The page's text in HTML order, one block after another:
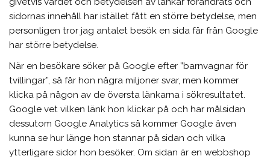
sidornas innehåll har istället fått en större betydelse, men
personligen tror jag antalet besök en sida får från Google
har större betydelse.
När en besökare söker på Google efter ”barnvagnar för
tvillingar”, så får hon några miljoner svar, men kommer
klicka på någon av de översta länkarna i sökresultatet.
Google vet vilken länk hon klickar på och har målsidan
dessutom Google Analytics så kommer Google även
kunna se hur länge hon stannar på sidan och vilka
ytterligare sidor hon besöker. Om sidan är en webbshop